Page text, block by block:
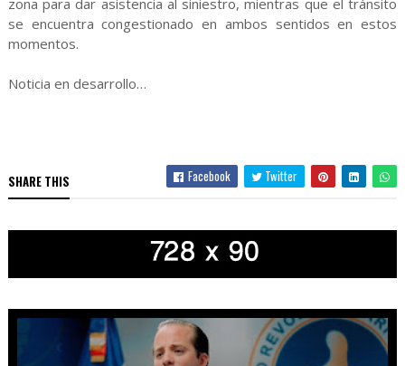
zona para dar asistencia al siniestro, mientras que el tránsito
se encuentra congestionado en ambos sentidos en estos
momentos.
Noticia en desarrollo…
SHARE THIS Facebook Twitter